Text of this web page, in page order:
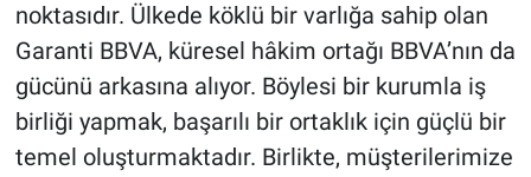
noktasıdır. Ülkede köklü bir varlığa sahip olan
Garanti BBVA, küresel hâkim ortağı BBVA’nın da
gücünü arkasına alıyor. Böylesi bir kurumla iş
birliği yapmak, başarılı bir ortaklık için güçlü bir
temel oluşturmaktadır. Birlikte, müşterilerimize